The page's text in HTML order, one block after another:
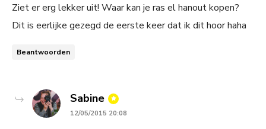
Ziet er erg lekker uit! Waar kan je ras el hanout kopen?
Dit is eerlijke gezegd de eerste keer dat ik dit hoor haha
Beantwoorden
Sabine says:
12/05/2015 20:08